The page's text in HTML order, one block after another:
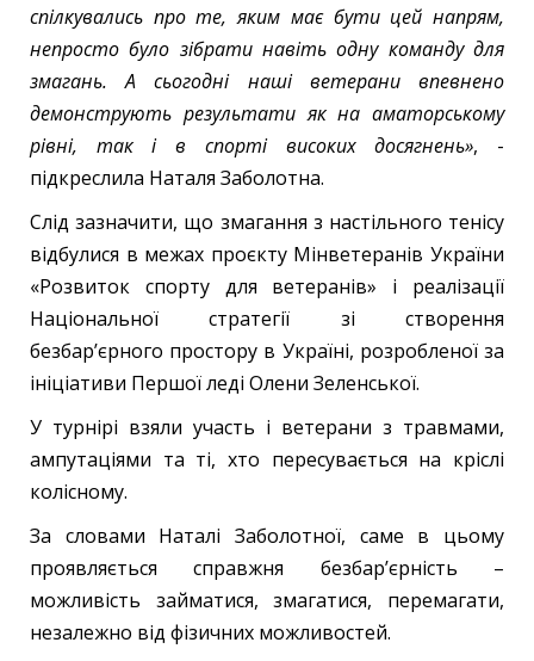
спілкувались про те, яким має бути цей напрям,
непросто було зібрати навіть одну команду для
змагань. А сьогодні наші ветерани впевнено
демонструють результати як на аматорському
рівні, так і в спорті високих досягнень», -
підкреслила Наталя Заболотна.
Слід зазначити, що змагання з настільного тенісу
відбулися в межах проєкту Мінветеранів України
«Розвиток спорту для ветеранів» і реалізації
Національної стратегії зі створення
безбар’єрного простору в Україні, розробленої за
ініціативи Першої леді Олени Зеленської.
У турнірі взяли участь і ветерани з травмами,
ампутаціями та ті, хто пересувається на кріслі
колісному.
За словами Наталі Заболотної, саме в цьому
проявляється справжня безбар’єрність –
можливість займатися, змагатися, перемагати,
незалежно від фізичних можливостей.